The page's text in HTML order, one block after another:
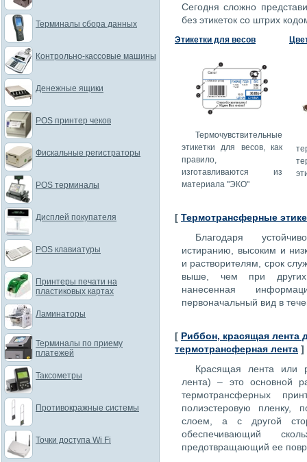
Сегодня сложно
без этикеток со штрих
Этикетки для весов
Термочувствительные
этикетки для весов, как
правило,
изготавливаются из
материала "ЭКО"
[ Термотрансферные
Благодаря
истиранию, высоким и
и растворителям, срок
выше, чем при
нанесенная
первоначальный вид в
[ Риббон, красящая лента
термотрансферная лента ]
Красящая лента или
лента) – это основной
термотрансферных
полиэстеровую пленку,
слоем, а с другой
обеспечивающий
предотвращающий ее
Терминалы сбора данных
Контрольно-кассовые машины
Денежные ящики
POS принтер чеков
Фискальные регистраторы
POS терминалы
Дисплей покупателя
POS клавиатуры
Принтеры печати на
пластиковых картах
Ламинаторы
Терминалы по приему
платежей
Таксометры
Противокражные системы
Точки доступа Wi Fi